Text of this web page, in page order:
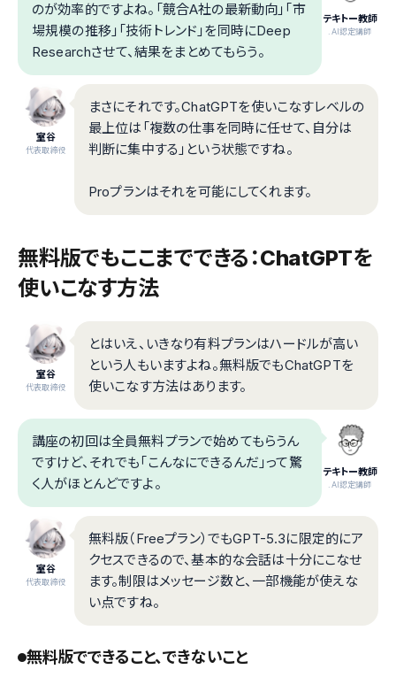
テキトー教師
.AI認定講師
のが効率的ですよね。「競合A社の最新動向」「市
場規模の推移」「技術トレンド」を同時にDeep
Researchさせて、結果をまとめてもらう。
室谷
代表取締役
まさにそれです。ChatGPTを使いこなすレベルの
最上位は「複数の仕事を同時に任せて、自分は
判断に集中する」という状態ですね。
Proプランはそれを可能にしてくれます。
無料版でもここまでできる：ChatGPTを
使いこなす方法
室谷
代表取締役
とはいえ、いきなり有料プランはハードルが高い
という人もいますよね。無料版でもChatGPTを
使いこなす方法はあります。
テキトー教師
.AI認定講師
講座の初回は全員無料プランで始めてもらうん
ですけど、それでも「こんなにできるんだ」って驚
く人がほとんどですよ。
室谷
代表取締役
無料版（Freeプラン）でもGPT-5.3に限定的にア
クセスできるので、基本的な会話は十分にこなせ
ます。制限はメッセージ数と、一部機能が使えな
い点ですね。
無料版でできること、できないこと